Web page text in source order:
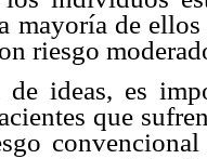
mayoría de
riesgo
ideas, es
que